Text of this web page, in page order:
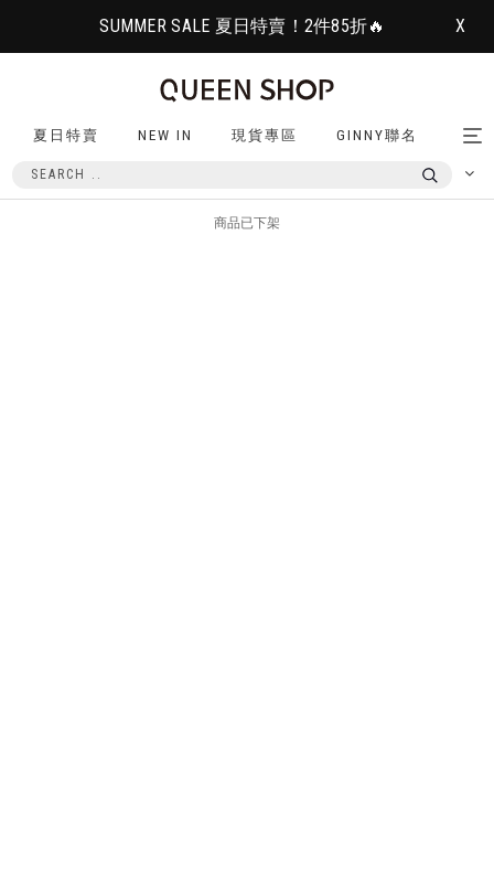
SUMMER SALE 夏日特賣！2件85折🔥 X
夏日特賣 NEW IN 現貨專區 GINNY聯名
商品已下架